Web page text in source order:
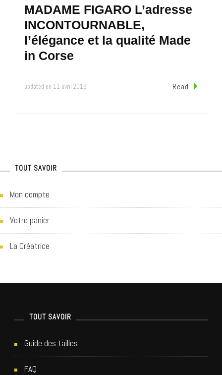
MADAME FIGARO L’adresse
INCONTOURNABLE,
l’élégance et la qualité Made
in Corse
updated on 11 avril 2018 Read
TOUT SAVOIR
Mon compte
Votre panier
La Créatrice
TOUT SAVOIR
Guide des tailles
FAQ